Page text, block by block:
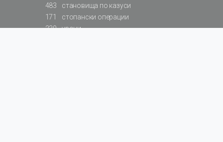
483
становища по казуси
171
стопански операции
230
уроци